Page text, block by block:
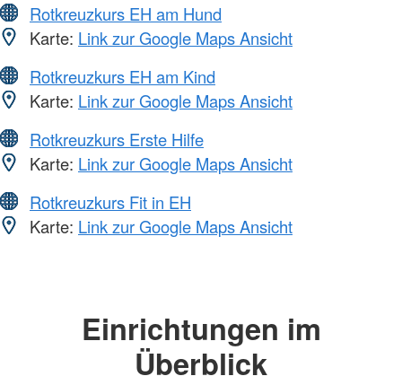
Rotkreuzkurs EH am Hund
Karte: Link zur Google Maps Ansicht
Rotkreuzkurs EH am Kind
Karte: Link zur Google Maps Ansicht
Rotkreuzkurs Erste Hilfe
Karte: Link zur Google Maps Ansicht
Rotkreuzkurs Fit in EH
Karte: Link zur Google Maps Ansicht
Einrichtungen im
Überblick